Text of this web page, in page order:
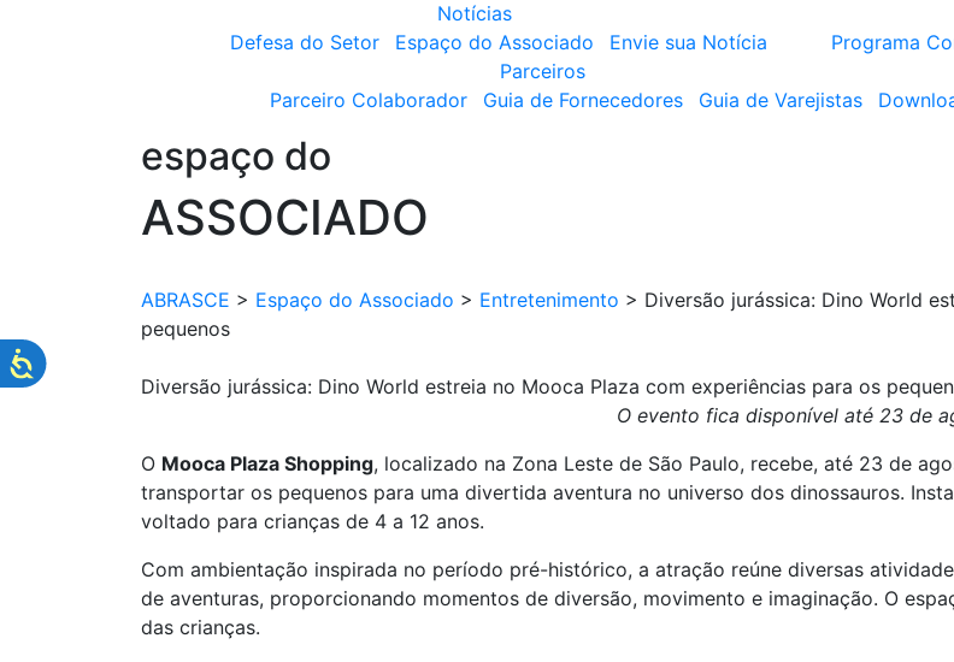
Notícias
Defesa do Setor
Espaço do Associado Envie sua Notícia
Programa
Parceiros
Parceiro Colaborador
Guia de Fornecedores Guia de Varejistas
espaço do
ASSOCIADO
ABRASCE > Espaço do Associado > Entretenimento > Diversão jurássica: Dino World
pequenos
Diversão jurássica: Dino World estreia no Mooca Plaza com experiências para os
O evento fica disponível até 23 de
O Mooca Plaza Shopping, localizado na Zona Leste de São Paulo, recebe, até 23 de
transportar os pequenos para uma divertida aventura no universo dos dinossauros.
voltado para crianças de 4 a 12 anos.
Com ambientação inspirada no período pré-histórico, a atração reúne diversas
de aventuras, proporcionando momentos de diversão, movimento e imaginação. O
das crianças.